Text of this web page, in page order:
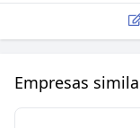
Empresas